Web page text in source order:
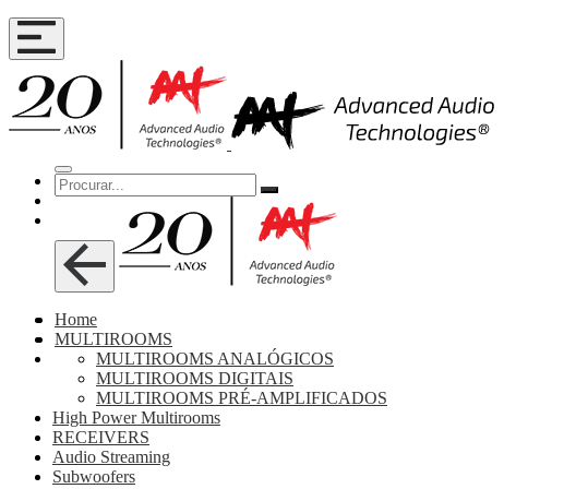
Home
MULTIROOMS
MULTIROOMS ANALÓGICOS
MULTIROOMS DIGITAIS
MULTIROOMS PRÉ-AMPLIFICADOS
High Power Multirooms
RECEIVERS
Audio Streaming
Subwoofers